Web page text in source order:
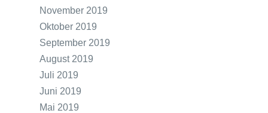
November 2019
Oktober 2019
September 2019
August 2019
Juli 2019
Juni 2019
Mai 2019